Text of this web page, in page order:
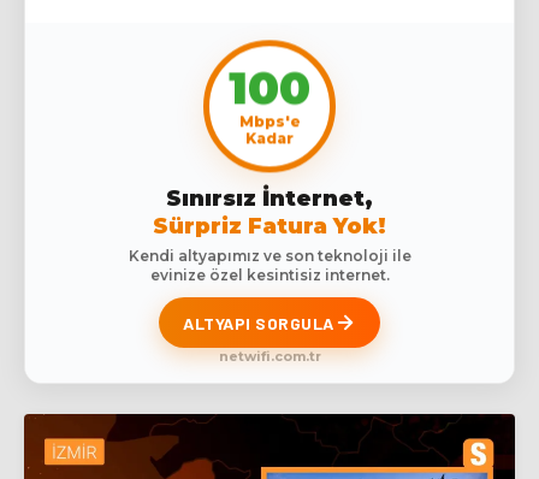
100
Mbps'e
Kadar
Sınırsız İnternet,
Sürpriz Fatura Yok!
Kendi altyapımız ve son teknoloji ile
evinize özel kesintisiz internet.
ALTYAPI SORGULA
netwifi.com.tr